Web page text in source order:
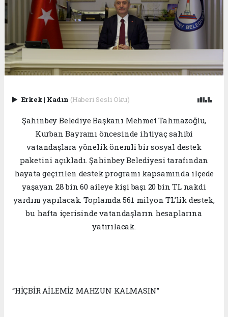
Erkek| Kadın (Haberi Sesli Oku)
Şahinbey Belediye Başkanı Mehmet Tahmazoğlu,
Kurban Bayramı öncesinde ihtiyaç sahibi
vatandaşlara yönelik önemli bir sosyal destek
paketini açıkladı. Şahinbey Belediyesi tarafından
hayata geçirilen destek programı kapsamında ilçede
yaşayan 28 bin 60 aileye kişi başı 20 bin TL nakdi
yardım yapılacak. Toplamda 561 milyon TL’lik destek,
bu hafta içerisinde vatandaşların hesaplarına
yatırılacak.
“HİÇBİR AİLEMİZ MAHZUN KALMASIN”